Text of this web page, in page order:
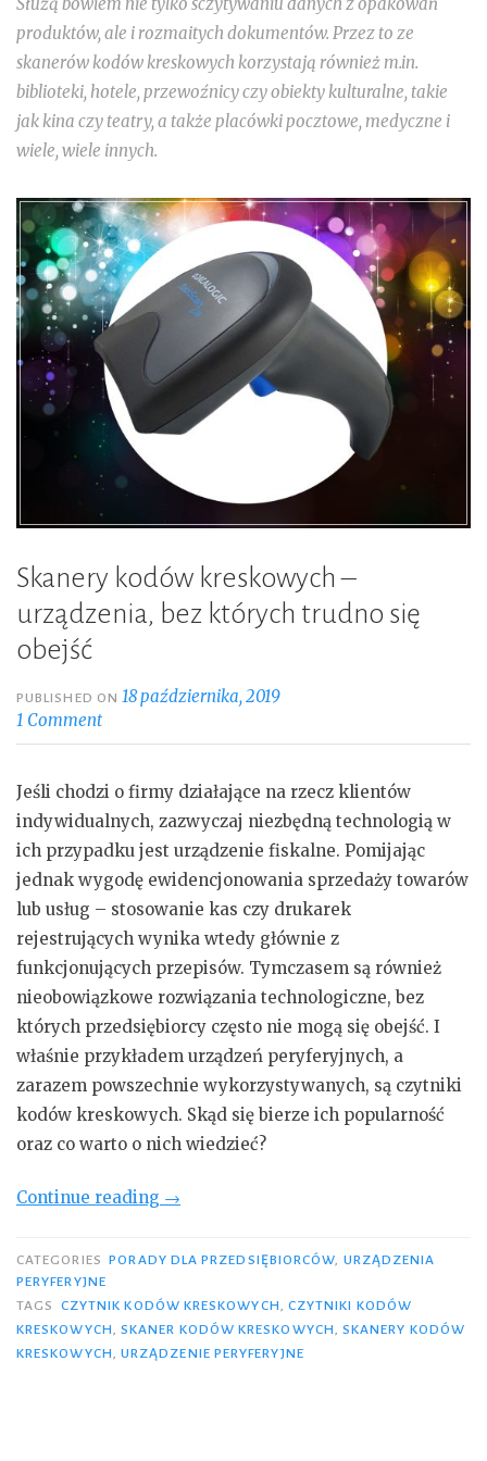
produktów, ale i rozmaitych dokumentów. Przez to ze
skanerów kodów kreskowych korzystają również m.in.
biblioteki, hotele, przewoźnicy czy obiekty kulturalne, takie
jak kina czy teatry, a także placówki pocztowe, medyczne i
wiele, wiele innych.
Skanery kodów kreskowych –
urządzenia, bez których trudno się
obejść
PUBLISHED ON18 października, 2019
1 Comment
Jeśli chodzi o firmy działające na rzecz klientów
indywidualnych, zazwyczaj niezbędną technologią w
ich przypadku jest urządzenie fiskalne. Pomijając
jednak wygodę ewidencjonowania sprzedaży towarów
lub usług – stosowanie kas czy drukarek
rejestrujących wynika wtedy głównie z
funkcjonujących przepisów. Tymczasem są również
nieobowiązkowe rozwiązania technologiczne, bez
których przedsiębiorcy często nie mogą się obejść. I
właśnie przykładem urządzeń peryferyjnych, a
zarazem powszechnie wykorzystywanych, są czytniki
kodów kreskowych. Skąd się bierze ich popularność
oraz co warto o nich wiedzieć?
Continue reading „Skanery
kreskowych
urządzenia,
→
CATEGORIES PORADY DLA PRZEDSIĘBIORCÓW, URZĄDZENIA
PERYFERYJNE
TAGS
CZYTNIK KODÓW KRESKOWYCH, CZYTNIKI KODÓW
KRESKOWYCH, SKANER KODÓW KRESKOWYCH, SKANERY KODÓW
KRESKOWYCH, URZĄDZENIE PERYFERYJNE